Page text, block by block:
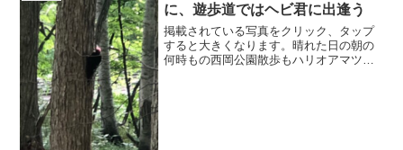
に、遊歩道ではヘビ君に出逢う
掲載されている写真をクリック、タップ
すると大きくなります。晴れた日の朝の
何時もの西岡公園散歩もハリオアマツバ